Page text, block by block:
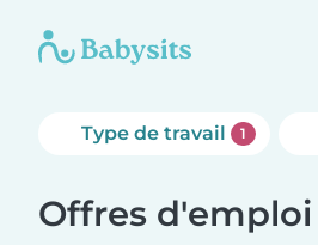
Type de travail 1
Offres